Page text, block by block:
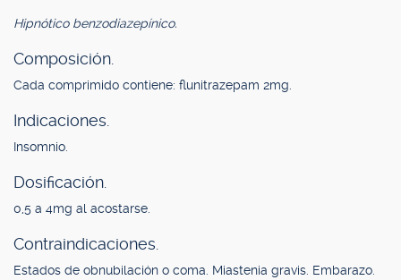
Hipnótico benzodiazepínico.
Composición.
Cada comprimido contiene: flunitrazepam 2mg.
Indicaciones.
Insomnio.
Dosificación.
0,5 a 4mg al acostarse.
Contraindicaciones.
Estados de obnubilación o coma. Miastenia gravis. Embarazo.